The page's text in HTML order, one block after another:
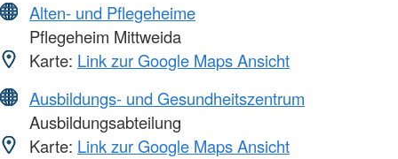
Alten- und Pflegeheime
Pflegeheim Mittweida
Karte: Link zur Google Maps Ansicht
Ausbildungs- und Gesundheitszentrum
Ausbildungsabteilung
Karte: Link zur Google Maps Ansicht